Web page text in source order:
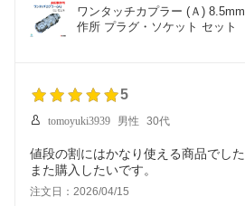
ワンタッチカプラー (Ａ)
作所 プラグ・ソケット セット
5
tomoyuki3939 男性 30代
値段の割にはかなり使える商品でした
また購入したいです。
注文日：2026/04/15